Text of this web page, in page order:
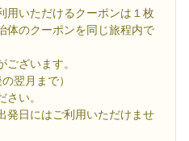
用いただけるクーポンは１枚
体のクーポンを同じ旅程内で
ございます。
翌月まで）
い。
発日にはご利用いただけませ